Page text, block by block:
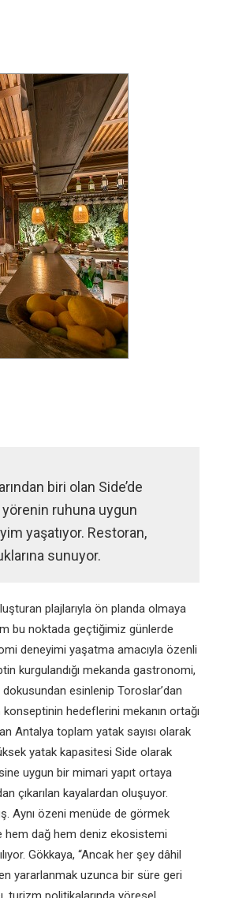
biri olan Side’de
yörenin ruhuna uygun
yaşatıyor. Restoran,
sunuyor.
plajlarıyla ön planda olmaya
bu noktada geçtiğimiz günlerde
deneyimi yaşatma amacıyla özenli
kurgulandığı mekanda gastronomi,
dokusundan esinlenip Toroslar’dan
konseptinin hedeflerini mekanın ortağı
Antalya toplam yatak sayısı olarak
yatak kapasitesi Side olarak
uygun bir mimari yapıt ortaya
çıkarılan kayalardan oluşuyor.
Aynı özeni menüde de görmek
hem dağ hem deniz ekosistemi
Gökkaya, “Ancak her şey dâhil
yararlanmak uzunca bir süre geri